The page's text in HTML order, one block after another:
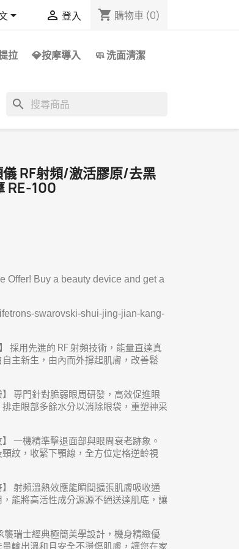
  登入 shopping_cart 購物車 (0)
拉 💎按摩導入
🧼 洗面清潔
search
RF射頻/激活膠原/去黑
RE-100
Offer! Buy a beauty device and get a
swarovski-shui-jing-jian-kang-
採用先進的 RF 射頻技術，能量直達真
主新生，由內而外撐起肌膚，改善鬆
專門針對脆弱眼周研發，高效促進眼
走眼部多餘水分以消除眼袋，重塑神采
一機精準擊退面部與眼周衰老跡象。
紋，收緊下顎線，全方位定格逆齡視
射頻溫熱效應能瞬間擴張肌膚吸收通
能將高活性成分源源不絕送達肌底，讓
襲瑞士經典極簡美學設計，機身精緻優
輸出溫和且安全不燙傷肌膚，讓您在家